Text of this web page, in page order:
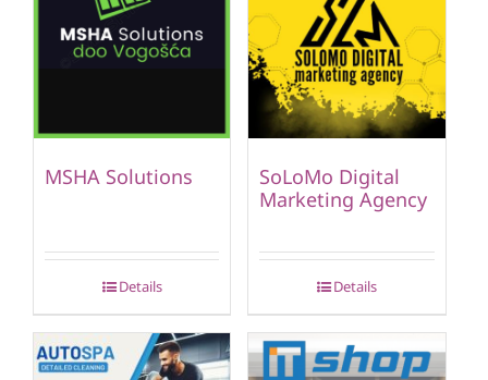
MSHA Solutions
Details
SoLoMo Digital
Marketing Agency
Details